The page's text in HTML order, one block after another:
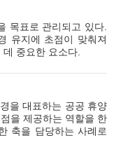
목표로 관리되고 있다.
유지에 초점이 맞춰져
중요한 요소다.
을 대표하는 공공 휴양
을 제공하는 역할을 한
축을 담당하는 사례로